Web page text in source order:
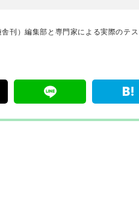
を見極め、その良し悪しをありのま
刊）編集部と専門家による実際のテ